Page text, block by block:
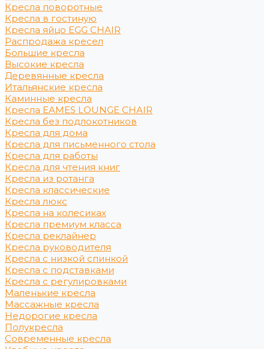
Кресла поворотные
Кресла в гостиную
Кресла яйцо EGG CHAIR
Распродажа кресел
Большие кресла
Высокие кресла
Деревянные кресла
Итальянские кресла
Каминные кресла
Кресла EAMES LOUNGE CHAIR
Кресла без подлокотников
Кресла для дома
Кресла для письменного стола
Кресла для работы
Кресла для чтения книг
Кресла из ротанга
Кресла классические
Кресла люкс
Кресла на колесиках
Кресла премиум класса
Кресла реклайнер
Кресла руководителя
Кресла с низкой спинкой
Кресла с подставками
Кресла с регулировками
Маленькие кресла
Массажные кресла
Недорогие кресла
Полукресла
Современные кресла